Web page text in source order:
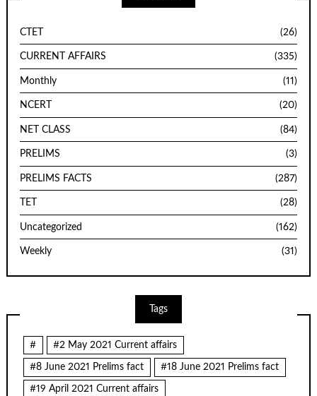
CTET (26)
CURRENT AFFAIRS (335)
Monthly (11)
NCERT (20)
NET CLASS (84)
PRELIMS (3)
PRELIMS FACTS (287)
TET (28)
Uncategorized (162)
Weekly (31)
Tags
# #2 May 2021 Current affairs
#8 June 2021 Prelims fact #18 June 2021 Prelims fact
#19 April 2021 Current affairs